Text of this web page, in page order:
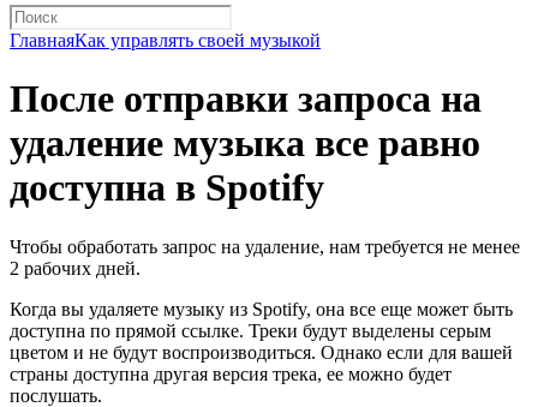
ГлавнаяКак управлять своей музыкой
После отправки запроса на
удаление музыка все равно
доступна в Spotify
Чтобы обработать запрос на удаление, нам требуется не менее
2 рабочих дней.
Когда вы удаляете музыку из Spotify, она все еще может быть
доступна по прямой ссылке. Треки будут выделены серым
цветом и не будут воспроизводиться. Однако если для вашей
страны доступна другая версия трека, ее можно будет
послушать.